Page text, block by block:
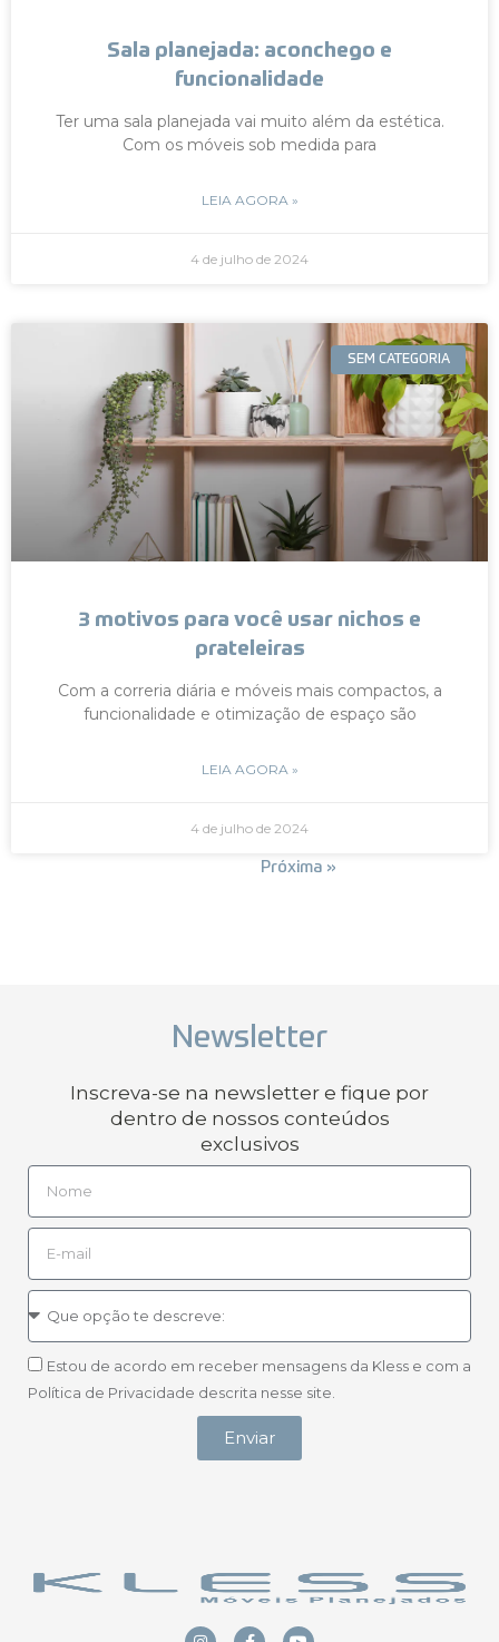
Sala planejada: aconchego e
funcionalidade
Ter uma sala planejada vai muito além da estética.
Com os móveis sob medida para
LEIA AGORA »
4 de julho de 2024
SEM CATEGORIA
3 motivos para você usar nichos e
prateleiras
Com a correria diária e móveis mais compactos, a
funcionalidade e otimização de espaço são
LEIA AGORA »
4 de julho de 2024
Próxima »
Newsletter
Inscreva-se na newsletter e fique por
dentro de nossos conteúdos
exclusivos
Estou de acordo em receber mensagens da Kless e com a
Política de Privacidade descrita nesse site.
Enviar